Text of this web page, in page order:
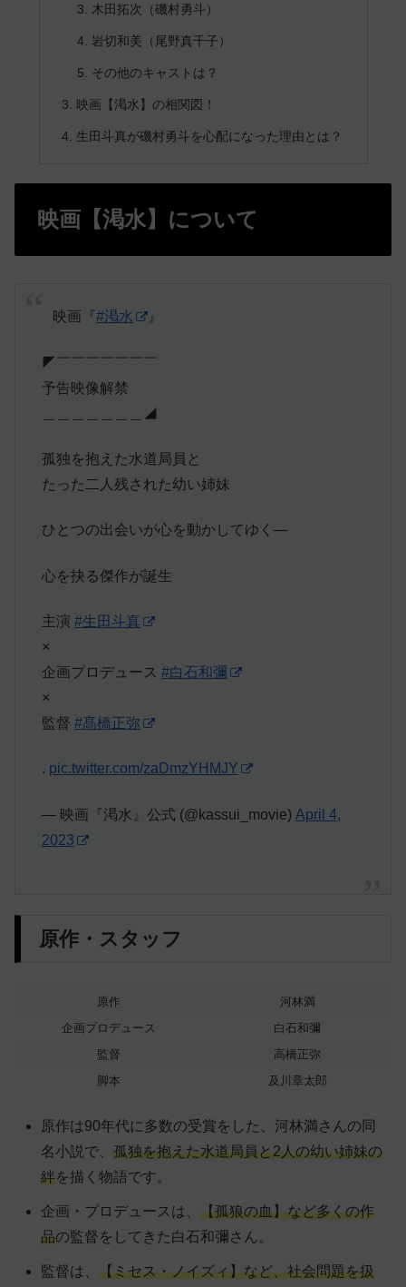
木田拓次（磯村勇斗）
岩切和美（尾野真千子）
その他のキャストは？
映画【渇水】の相関図！
生田斗真が磯村勇斗を心配になった理由とは？
映画【渇水】について
⠀映画『#渇水 』
◤￣￣￣￣￣￣￣
予告映像解禁
＿＿＿＿＿＿＿◢
孤独を抱えた水道局員と
たった二人残された幼い姉妹
ひとつの出会いが心を動かしてゆく―
心を抉る傑作が誕生
主演 #生田斗真
×
企画プロデュース #白石和彌
×
監督 #髙橋正弥
. pic.twitter.com/zaDmzYHMJY
— 映画『渇水』公式 (@kassui_movie) April 4,
2023
原作・スタッフ
原作
河林満
企画プロデュース
白石和彌
監督
高橋正弥
脚本
及川章太郎
原作は90年代に多数の受賞をした、河林満さんの同
名小説で、孤独を抱えた水道局員と2人の幼い姉妹の
絆を描く物語です。
企画・プロデュースは、【孤狼の血】など多くの作
品の監督をしてきた白石和彌さん。
監督は、【ミセス・ノイズィ】など、社会問題を扱